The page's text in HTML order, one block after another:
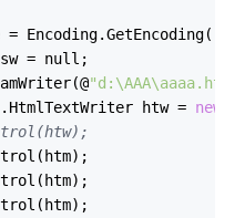
= Encoding.GetEncoding(
= null;
"d:\AAA\aaaa.htm"
htw =
new